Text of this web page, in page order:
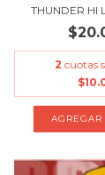
THUNDER HI
2 cuotas